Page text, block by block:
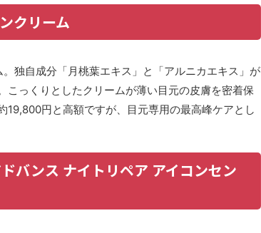
クリーム
独自成分「月桃葉エキス」と「アルニカエキス」が
こっくりとしたクリームが薄い目元の皮膚を密着保
19,800円と高額ですが、目元専用の最高峰ケアとし
バンス ナイトリペア アイコンセン